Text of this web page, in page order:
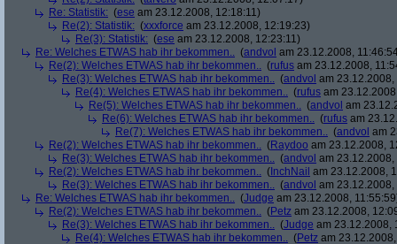
Re: Statistik: (ese am 23.12.2008, 12:18:11)
Re(2): Statistik: (xxxforce am 23.12.2008, 12:19:23)
Re(3): Statistik: (ese am 23.12.2008, 12:23:11)
Re: Welches ETWAS hab ihr bekommen.. (andvol am 23.12.2008,
Re(2): Welches ETWAS hab ihr bekommen.. (rufus am 23.12.2008,
Re(3): Welches ETWAS hab ihr bekommen.. (andvol am
Re(4): Welches ETWAS hab ihr bekommen.. (rufus am
Re(5): Welches ETWAS hab ihr bekommen.. (andvol am
Re(6): Welches ETWAS hab ihr bekommen.. (rufus am
Re(7): Welches ETWAS hab ihr bekommen.. (andvol am
Re(2): Welches ETWAS hab ihr bekommen.. (Raydoo am 23.12.2008,
Re(3): Welches ETWAS hab ihr bekommen.. (andvol am
Re(2): Welches ETWAS hab ihr bekommen.. ( InchNail am 23.12.2008,
Re(3): Welches ETWAS hab ihr bekommen.. (andvol am
Re: Welches ETWAS hab ihr bekommen.. (Judge am 23.12.2008,
Re(2): Welches ETWAS hab ihr bekommen.. (Petz am 23.12.2008,
Re(3): Welches ETWAS hab ihr bekommen.. (Judge am 23.12.2008,
Re(4): Welches ETWAS hab ihr bekommen.. (Petz am